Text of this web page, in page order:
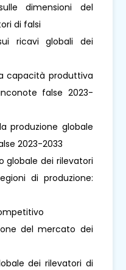
dimensioni del
di falsi
ricavi globali dei
capacità produttiva
false 2023-
produzione globale
2023-2033
globale dei rilevatori
di produzione:
del mercato dei
dei rilevatori di